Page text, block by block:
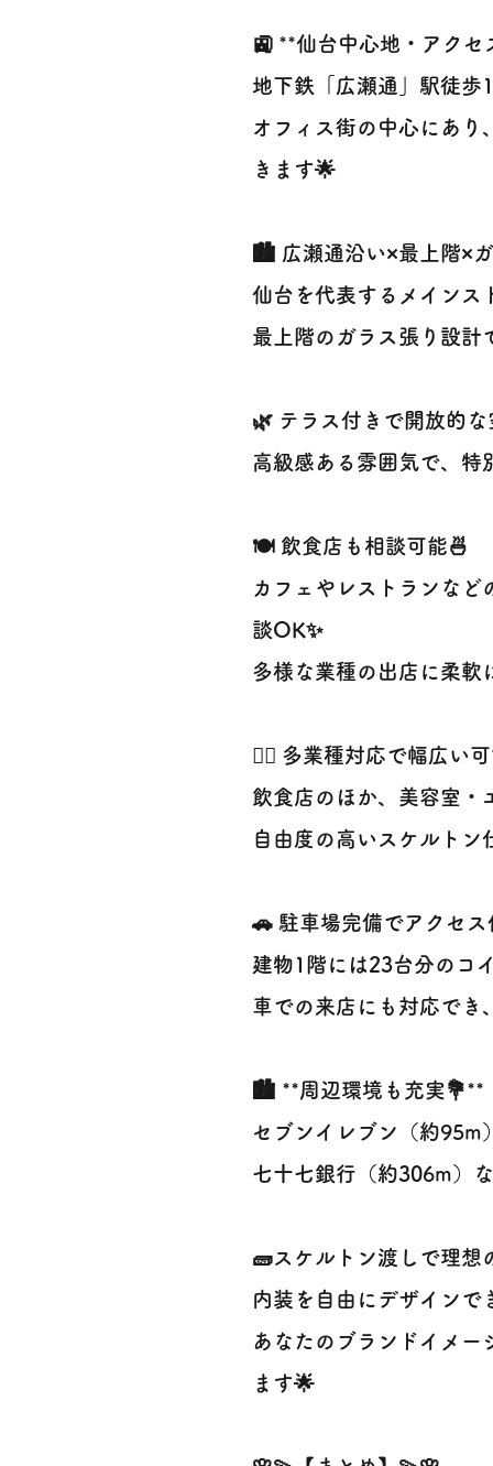
🚉 **仙台中心地・アクセ
地下鉄「広瀬通」駅徒歩
オフィス街の中心にあり
きます🌟
🏙️ 広瀬通沿い×最上階×
仙台を代表するメインス
最上階のガラス張り設計
🌿 テラス付きで開放的
高級感ある雰囲気で、特
🍽️ 飲食店も相談可能🍜
カフェやレストランなど
談OK✨
多様な業種の出店に柔軟
💇‍♀️ 多業種対応で幅広い
飲食店のほか、美容室・
自由度の高いスケルトン
🚗 駐車場完備でアクセス
建物1階には23台分のコ
車での来店にも対応でき
🏙️ **周辺環境も充実💐**
セブンイレブン（約95m
七十七銀行（約306m）
🧱スケルトン渡しで理想
内装を自由にデザインで
あなたのブランドイメー
ます🌟